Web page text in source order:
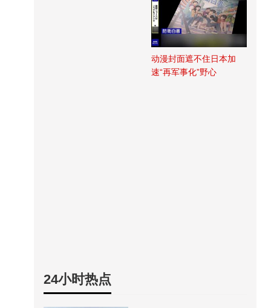
动漫封面遮不住日本加
速“再军事化”野心
24小时热点